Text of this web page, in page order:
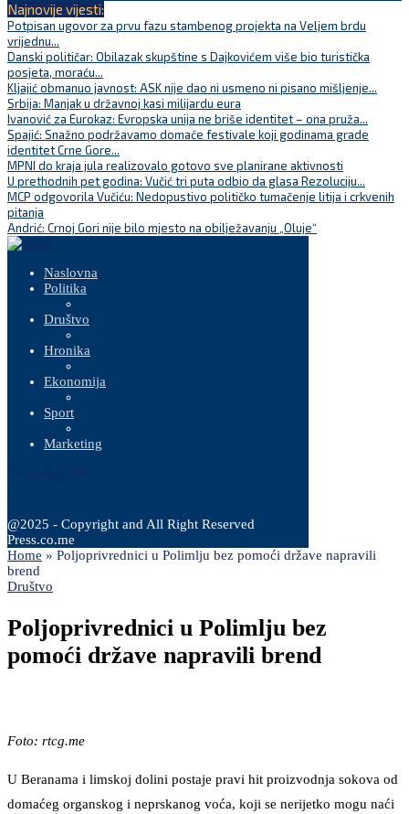
Najnovije vijesti:
Potpisan ugovor za prvu fazu stambenog projekta na Veljem brdu
vrijednu...
Danski političar: Obilazak skupštine s Dajkovićem više bio turistička
posjeta, moraću...
Kljajić obmanuo javnost: ASK nije dao ni usmeno ni pisano mišljenje...
Srbija: Manjak u državnoj kasi milijardu eura
Ivanović za Eurokaz: Evropska unija ne briše identitet – ona pruža...
Spajić: Snažno podržavamo domaće festivale koji godinama grade
identitet Crne Gore...
MPNI do kraja jula realizovalo gotovo sve planirane aktivnosti
U prethodnih pet godina: Vučić tri puta odbio da glasa Rezoluciju...
MCP odgovorila Vučiću: Nedopustivo političko tumačenje litija i crkvenih
pitanja
Andrić: Crnoj Gori nije bilo mjesto na obilježavanju „Oluje“
Naslovna
Politika
Društvo
Hronika
Ekonomija
Sport
Marketing
@2025 - Copyright and All Right Reserved
Press.co.me
Home » Poljoprivrednici u Polimlju bez pomoći države napravili
brend
Društvo
Poljoprivrednici u Polimlju bez
pomoći države napravili brend
Foto: rtcg.me
U Beranama i limskoj dolini postaje pravi hit proizvodnja sokova od
domaćeg organskog i neprskanog voća, koji se nerijetko mogu naći